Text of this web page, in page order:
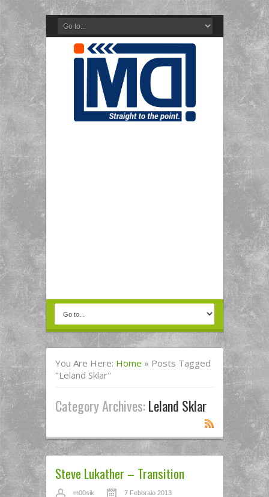
You Are Here: Home » Posts Tagged
"leland Sklar"
Category Archives:Leland Sklar
Steve Lukather – Transition
m00sik 7 Febbraio 2013